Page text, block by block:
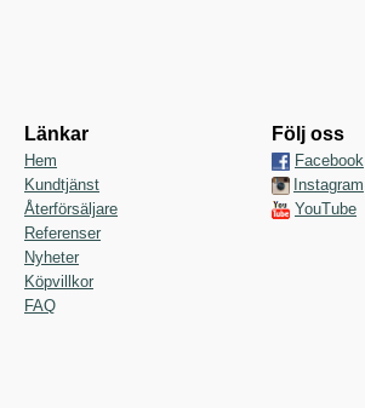
Länkar
Hem
Kundtjänst
Återförsäljare
Referenser
Nyheter
Köpvillkor
FAQ
Följ oss
Facebook
Instagram
YouTube